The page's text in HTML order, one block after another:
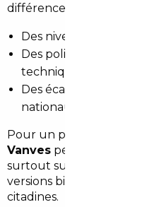
différences de prix
Des niveaux
Des politiques
technique variables.
Des écarts de TVA et
nationaux.
Pour un particulier à
Vanves peut générer
surtout sur les modèles
versions bien équipées
citadines.